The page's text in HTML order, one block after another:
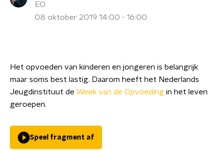
EO
08 oktober 2019 14:00 - 16:00
Het opvoeden van kinderen en jongeren is belangrijk
maar soms best lastig. Daarom heeft het Nederlands
Jeugdinstituut de Week van de Opvoeding in het leven
geroepen.
Speel fragment af